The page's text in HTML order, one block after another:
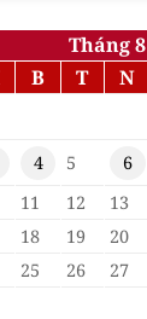
Tháng
B T N
4 5 6
11 12 13
18 19 20
25 26 27